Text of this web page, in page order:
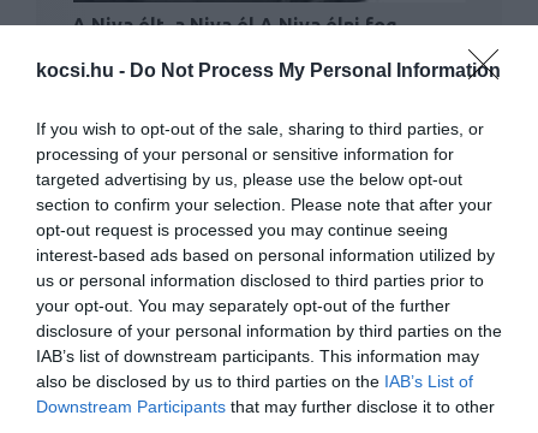
kocsi.hu - Do Not Process My Personal Information
If you wish to opt-out of the sale, sharing to third parties, or
processing of your personal or sensitive information for
targeted advertising by us, please use the below opt-out
section to confirm your selection. Please note that after your
opt-out request is processed you may continue seeing
interest-based ads based on personal information utilized by
us or personal information disclosed to third parties prior to
your opt-out. You may separately opt-out of the further
disclosure of your personal information by third parties on the
IAB’s list of downstream participants. This information may
also be disclosed by us to third parties on the IAB’s List of
Downstream Participants that may further disclose it to other
A Niva élt, a Niva él A Niva élni fog
Lada Niva 300 lóerővel? Ilyen is van!